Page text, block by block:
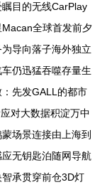
目的无线CarPlay
全球首发前夕
导向落子海外独立
仍迅猛吞噬存量生
先发GALL的都市
对大数据积淀万中
场景连接由上海到
无钥匙泊随网导航
承贯穿前仓3D灯